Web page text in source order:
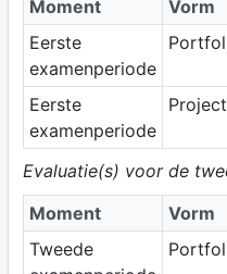
Moment
Vorm
Eerste
examenperiode
Eerste
examenperiode
Evaluatie(s) voor de
Moment
Vorm
Tweede